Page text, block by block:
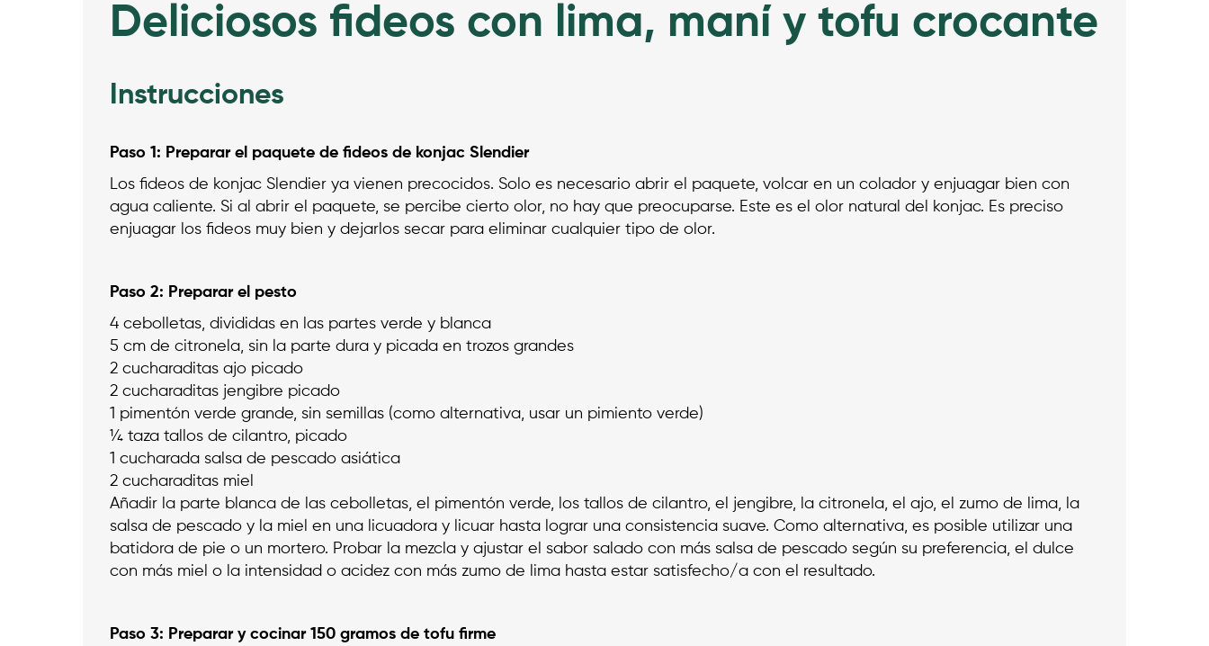
Deliciosos fideos con lima, maní y tofu crocante
Instrucciones
Paso 1: Preparar el paquete de fideos de konjac Slendier
Los fideos de konjac Slendier ya vienen precocidos. Solo es necesario abrir el paquete, volcar en un colador y enjuagar bien con
agua caliente. Si al abrir el paquete, se percibe cierto olor, no hay que preocuparse. Este es el olor natural del konjac. Es preciso
enjuagar los fideos muy bien y dejarlos secar para eliminar cualquier tipo de olor.
Paso 2: Preparar el pesto
4 cebolletas, divididas en las partes verde y blanca
5 cm de citronela, sin la parte dura y picada en trozos grandes
2 cucharaditas ajo picado
2 cucharaditas jengibre picado
1 pimentón verde grande, sin semillas (como alternativa, usar un pimiento verde)
¼ taza tallos de cilantro, picado
1 cucharada salsa de pescado asiática
2 cucharaditas miel
Añadir la parte blanca de las cebolletas, el pimentón verde, los tallos de cilantro, el jengibre, la citronela, el ajo, el zumo de lima, la
salsa de pescado y la miel en una licuadora y licuar hasta lograr una consistencia suave. Como alternativa, es posible utilizar una
batidora de pie o un mortero. Probar la mezcla y ajustar el sabor salado con más salsa de pescado según su preferencia, el dulce
con más miel o la intensidad o acidez con más zumo de lima hasta estar satisfecho/a con el resultado.
Paso 3: Preparar y cocinar 150 gramos de tofu firme